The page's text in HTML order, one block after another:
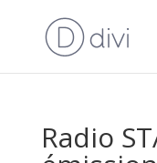
Radio